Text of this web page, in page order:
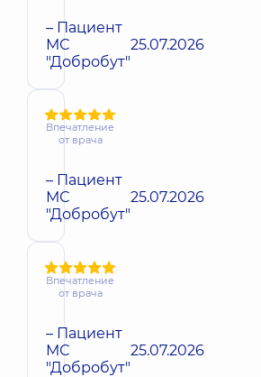
– Пациент
МС
"Добробут"
25.07.2026
Впечатление
от врача
– Пациент
МС
"Добробут"
25.07.2026
Впечатление
от врача
– Пациент
МС
"Добробут"
25.07.2026